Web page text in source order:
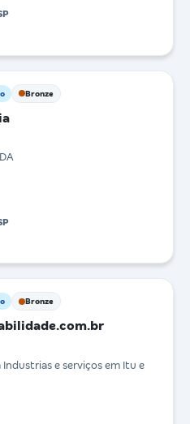
Bronze
Bronze
e serviços em Itu e